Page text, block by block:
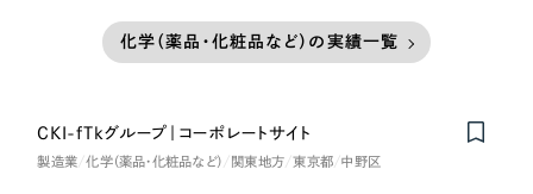
化学（薬品・化粧品など）の実績一覧
CKI-fTkグループ｜コーポレートサイト
製造業 化学（薬品・化粧品など） 関東地方 東京都 中野区